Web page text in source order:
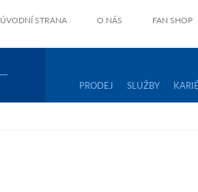
ÚVODNÍ STRANA O NÁS FAN SHOP
PRODEJ SLUŽBY